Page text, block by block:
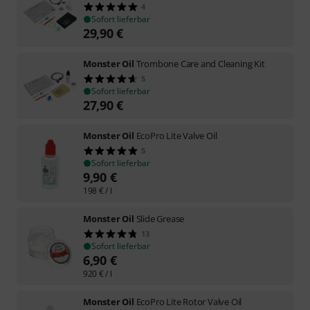
4
Sofort lieferbar
29,90€
Monster Oil Trombone Care and Cleaning Kit
5
Sofort lieferbar
27,90€
Monster Oil EcoPro Lite Valve Oil
5
Sofort lieferbar
9,90 €
198 €/ l
Monster Oil Slide Grease
13
Sofort lieferbar
6,90 €
920 €/ l
Monster Oil EcoPro Lite Rotor Valve Oil